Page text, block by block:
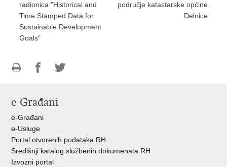
radionica "Historical and
Time Stamped Data for
Sustainable Development
Goals"
područje katastarske općine
Delnice
FacebookuTwitteru
e-Građani
e-Građani
e-Usluge
Portal otvorenih podataka RH
Središnji katalog službenih dokumenata RH
Izvozni portal